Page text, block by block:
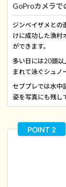
GoProカメラで
ジンベイザメとの
けに成功した漁村
ができます。
多い日には20頭以
まれて泳ぐシュノ
セブプレでは水中
姿を写真にも残し